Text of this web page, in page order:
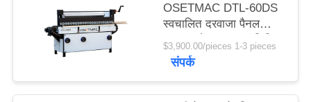
साइटमैप
POLICY
OSETMAC DTL-60DS
स्वचालित दरवाजा पैनल
प्राइमर सैंडर साइड पॉलिशिंग
मशीन
$3,900.00/pieces 1-3 pieces
संपर्क